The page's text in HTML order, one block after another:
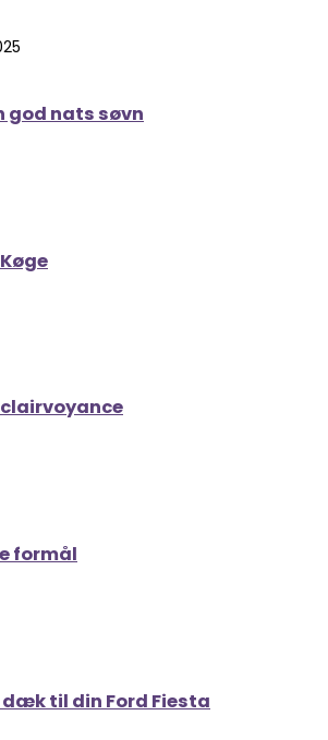
god nats søvn
formål
til din Ford Fiesta